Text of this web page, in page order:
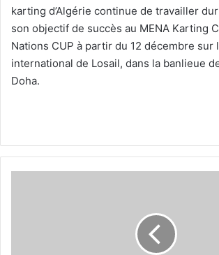
karting d’Algérie continue de travailler
son objectif de succès au MENA Karting
Nations CUP à partir du 12 décembre sur
international de Losail, dans la banlieue
Doha.